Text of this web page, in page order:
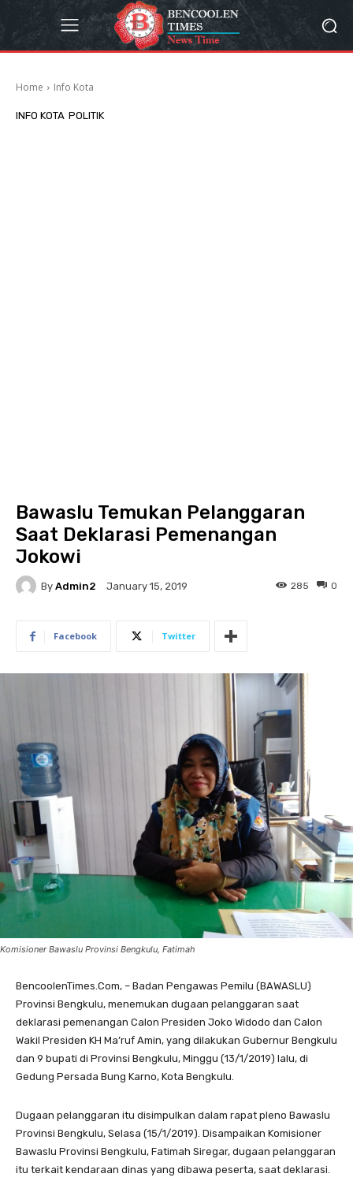
Home Info Kota
INFO KOTA POLITIK
Bawaslu Temukan Pelanggaran
Saat Deklarasi Pemenangan
Jokowi
By Admin2 January 15, 2019 0
285
Facebook Twitter
Komisioner Bawaslu Provinsi Bengkulu, Fatimah
BencoolenTimes.Com, – Badan Pengawas Pemilu (BAWASLU)
Provinsi Bengkulu, menemukan dugaan pelanggaran saat
deklarasi pemenangan Calon Presiden Joko Widodo dan Calon
Wakil Presiden KH Ma’ruf Amin, yang dilakukan Gubernur Bengkulu
dan 9 bupati di Provinsi Bengkulu, Minggu (13/1/2019) lalu, di
Gedung Persada Bung Karno, Kota Bengkulu.
Dugaan pelanggaran itu disimpulkan dalam rapat pleno Bawaslu
Provinsi Bengkulu, Selasa (15/1/2019). Disampaikan Komisioner
Bawaslu Provinsi Bengkulu, Fatimah Siregar, dugaan pelanggaran
itu terkait kendaraan dinas yang dibawa peserta, saat deklarasi.